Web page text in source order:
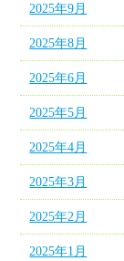
2025年9月
2025年8月
2025年6月
2025年5月
2025年4月
2025年3月
2025年2月
2025年1月